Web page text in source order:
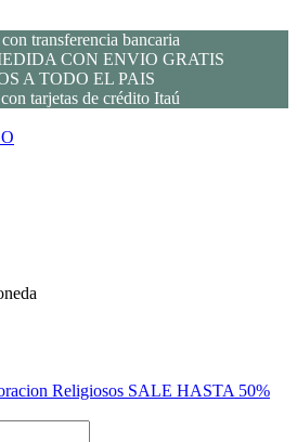
transferencia bancaria
CON ENVIO GRATIS
A TODO EL PAIS
tarjetas de crédito Itaú
Religiosos SALE HASTA 50%